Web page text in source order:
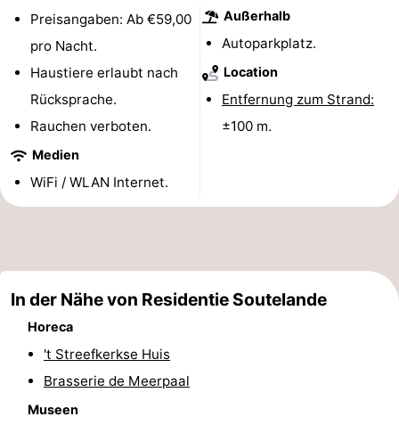
Spielplätze
Bowling
Wellness-
Zentren
Dörfer
Städte
Natur
Führungen
Sport
Radfahren
-
Wandern
Reiten
Golfplatze
Preisangaben: Ab €59,00
pro Nacht.
Haustiere erlaubt nach
Rücksprache.
Rauchen verboten.
Medien
WiFi / WLAN Internet.
Außerhalb
Autoparkplatz.
Location
Entfernung zum Strand:
±100 m.
In der Nähe von Residentie Soutelande
Horeca
't Streefkerkse Huis
Brasserie de Meerpaal
Museen